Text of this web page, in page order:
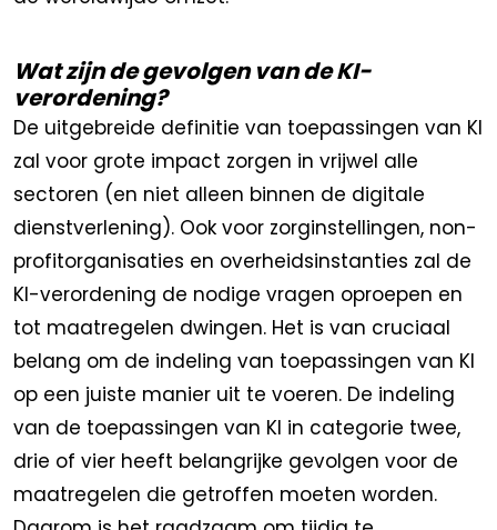
Wat zijn de gevolgen van de KI-
verordening?
De uitgebreide definitie van toepassingen van KI
zal voor grote impact zorgen in vrijwel alle
sectoren (en niet alleen binnen de digitale
dienstverlening). Ook voor zorginstellingen, non-
profitorganisaties en overheidsinstanties zal de
KI-verordening de nodige vragen oproepen en
tot maatregelen dwingen. Het is van cruciaal
belang om de indeling van toepassingen van KI
op een juiste manier uit te voeren. De indeling
van de toepassingen van KI in categorie twee,
drie of vier heeft belangrijke gevolgen voor de
maatregelen die getroffen moeten worden.